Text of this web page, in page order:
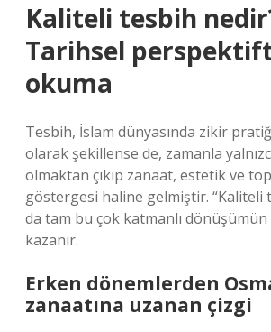
Kaliteli tesbih
Tarihsel
okuma
Tesbih, İslam dünyasında zikir
olarak şekillense de, zamanla
olmaktan çıkıp zanaat, estetik ve
göstergesi haline gelmiştir. “Kaliteli
da tam bu çok katmanlı
kazanır.
Erken dönemlerden
zanaatına uzanan çizgi